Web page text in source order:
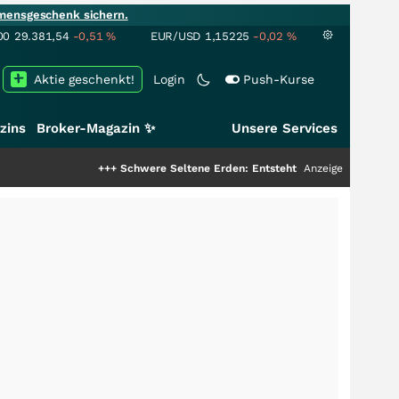
sichern.
29.381,54 -0,51% EUR/USD 1,15225 -0,02 %
Login Push-Kurse
Aktie geschenkt!
Broker-Magazin ✨ Unsere Services
Schwere Seltene Erden: Entsteht hier die nächste
Anzeige